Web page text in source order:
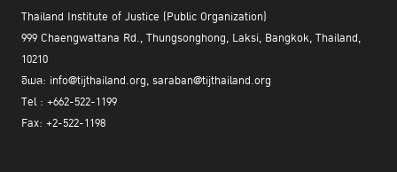
Thailand Institute of Justice (Public Organization)
999 Chaengwattana Rd., Thungsonghong, Laksi, Bangkok, Thailand,
10210
อีเมล: info@tijthailand.org, saraban@tijthailand.org
Tel : +662-522-1199
Fax: +2-522-1198